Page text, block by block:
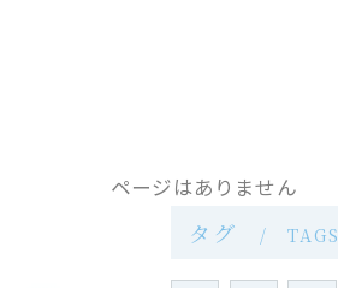
ページはありません
タグ TAGS